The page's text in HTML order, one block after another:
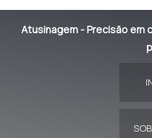
Atusinagem - Precisão em